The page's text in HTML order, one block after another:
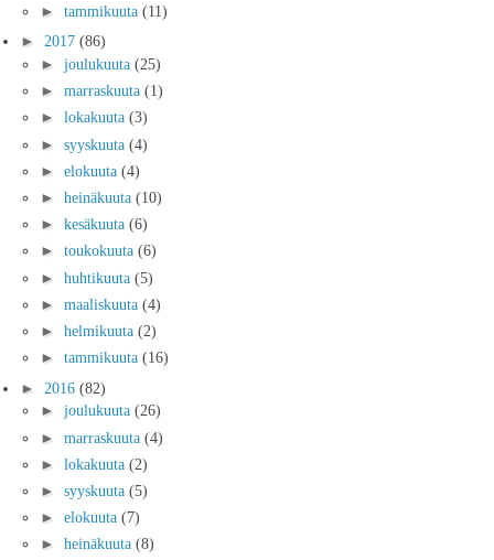
► tammikuuta (11)
► 2017 (86)
► joulukuuta (25)
► marraskuuta (1)
► lokakuuta (3)
► syyskuuta (4)
► elokuuta (4)
► heinäkuuta (10)
► kesäkuuta (6)
► toukokuuta (6)
► huhtikuuta (5)
► maaliskuuta (4)
► helmikuuta (2)
► tammikuuta (16)
► 2016 (82)
► joulukuuta (26)
► marraskuuta (4)
► lokakuuta (2)
► syyskuuta (5)
► elokuuta (7)
► heinäkuuta (8)